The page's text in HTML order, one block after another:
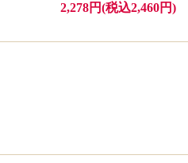
2,278円(税込2,460円)